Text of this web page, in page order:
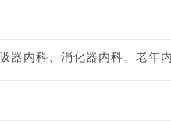
器内科、消化器内科、老年